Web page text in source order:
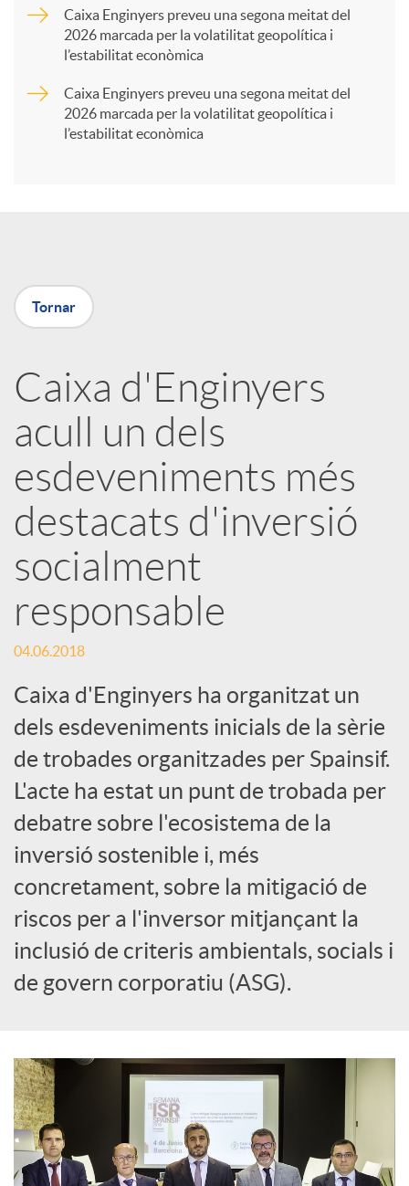
X
r
x
e
s
S
o
c
i
a
l
s
Caixa Enginyers preveu una segona meitat del
2026 marcada per la volatilitat geopolítica i
l’estabilitat econòmica
Caixa Enginyers preveu una segona meitat del
2026 marcada per la volatilitat geopolítica i
l’estabilitat econòmica
Tornar
Caixa d'Enginyers
acull un dels
esdeveniments més
destacats d'inversió
socialment
responsable
04.06.2018
Caixa d'Enginyers ha organitzat un
dels esdeveniments inicials de la sèrie
de trobades organitzades per Spainsif.
L'acte ha estat un punt de trobada per
debatre sobre l'ecosistema de la
inversió sostenible i, més
concretament, sobre la mitigació de
riscos per a l'inversor mitjançant la
inclusió de criteris ambientals, socials i
de govern corporatiu (ASG).